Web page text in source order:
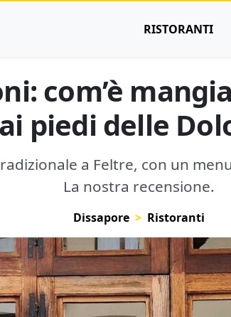
RISTORANTI
com’è
piedi delle
a Feltre, con un
La nostra recensione.
Dissapore Ristoranti